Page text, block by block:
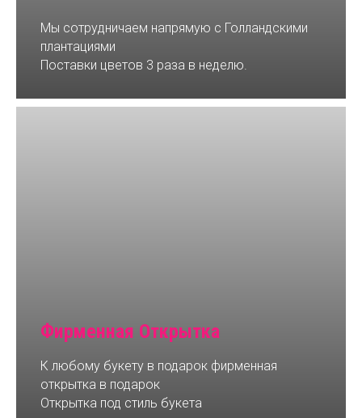
Мы сотрудничаем напрямую с Голландскими
плантациями
Поставки цветов 3 раза в неделю.
Фирменная Открытка
К любому букету в подарок фирменная
открытка в подарок
Открытка под стиль букета